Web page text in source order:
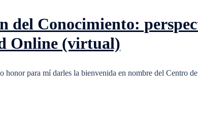
del Conocimiento:
Online (virtual)
honor para mí darles la bienvenida en nombre del Centro